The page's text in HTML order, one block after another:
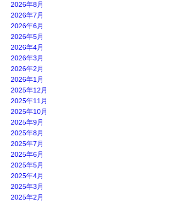
2026年8月
2026年7月
2026年6月
2026年5月
2026年4月
2026年3月
2026年2月
2026年1月
2025年12月
2025年11月
2025年10月
2025年9月
2025年8月
2025年7月
2025年6月
2025年5月
2025年4月
2025年3月
2025年2月